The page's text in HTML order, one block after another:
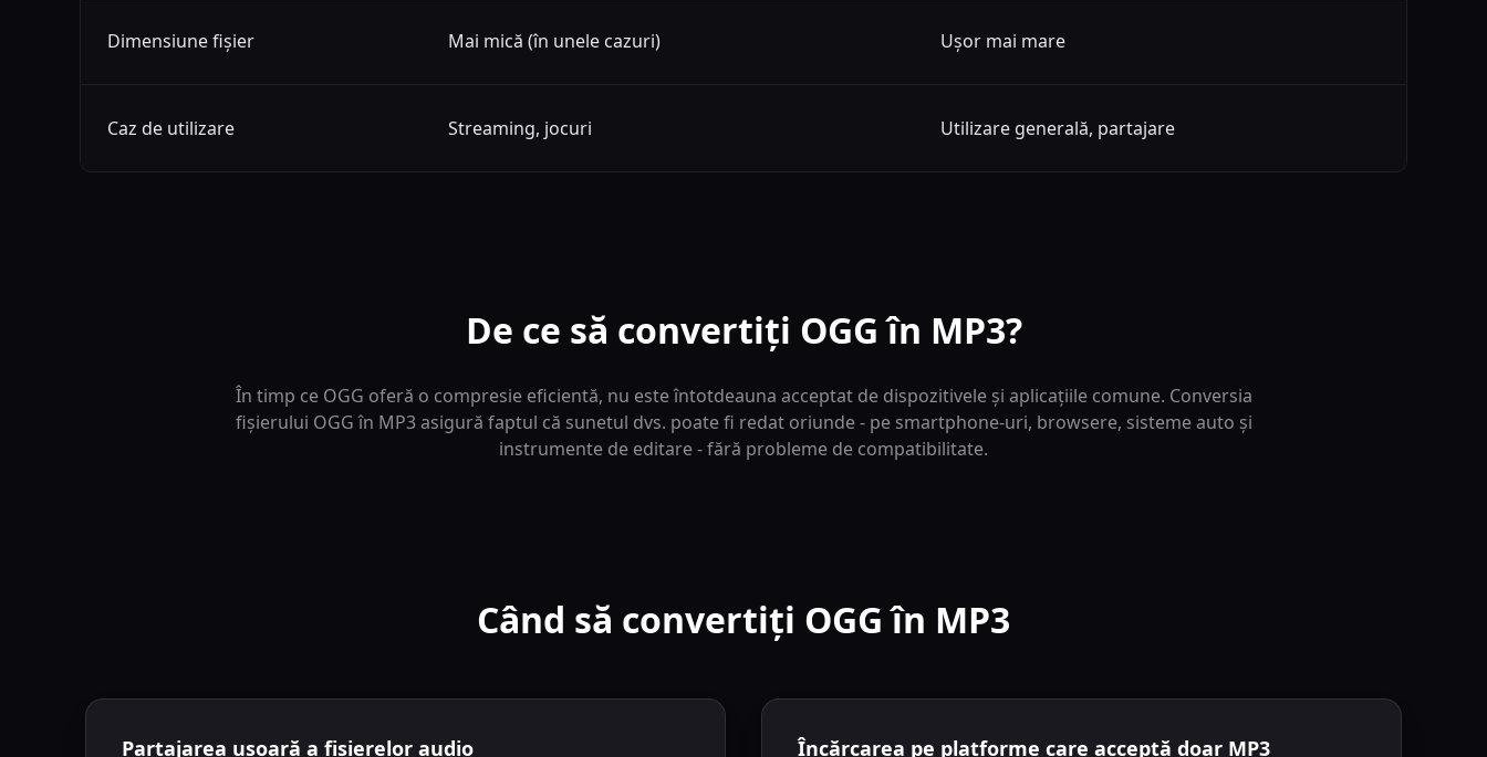
Dimensiune fișier Mai mică (în unele cazuri) Ușor mai mare
Caz de utilizare Streaming, jocuri Utilizare generală, partajare
De ce să convertiți OGG în MP3?
În timp ce OGG oferă o compresie eficientă, nu este întotdeauna acceptat de dispozitivele și aplicațiile comune. Conversia
fișierului OGG în MP3 asigură faptul că sunetul dvs. poate fi redat oriunde - pe smartphone-uri, browsere, sisteme auto și
instrumente de editare - fără probleme de compatibilitate.
Când să convertiți OGG în MP3
Partajarea ușoară a fișierelor audio Încărcarea pe platforme care acceptă doar MP3